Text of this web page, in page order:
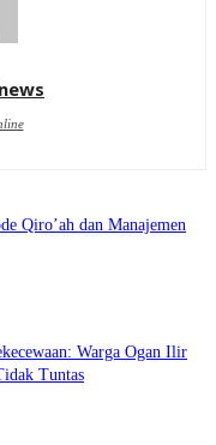
Qiro’ah dan Manajemen
Warga Ogan Ilir
Tuntas